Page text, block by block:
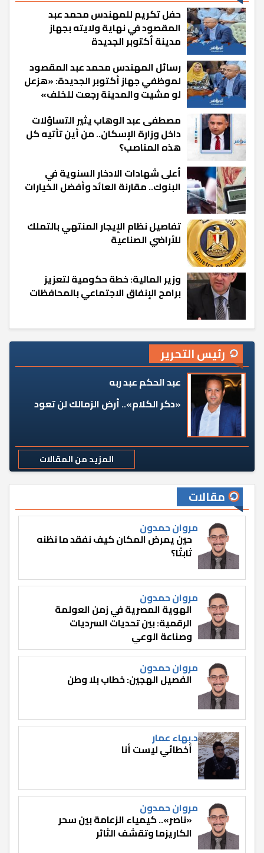
حفل تكريم للمهندس محمد عبد
المقصود في نهاية ولايته بجهاز
مدينة أكتوبر الجديدة
رسائل المهندس محمد عبد المقصود
لموظفي جهاز أكتوبر الجديدة: «هزعل
لو مشيت والمدينة رجعت للخلف»
مصطفى عبد الوهاب يثير التساؤلات
داخل وزارة الإسكان.. من أين تأتيه كل
هذه المناصب؟
أعلى شهادات الادخار السنوية في
البنوك.. مقارنة العائد وأفضل الخيارات
تفاصيل نظام الإيجار المنتهي بالتملك
للأراضي الصناعية
وزير المالية: خطة حكومية لتعزيز
برامج الإنفاق الاجتماعي بالمحافظات
رئيس التحرير
عبد الحكم عبد ربه
«دكر الكلام».. أرض الزمالك لن تعود
المزيد من المقالات
مقالات
مروان حمدون
حين يمرض المكان كيف نفقد ما نظنه
ثابتًا؟
مروان حمدون
الهوية المصرية في زمن العولمة
الرقمية: بين تحديات السرديات
وصناعة الوعي
مروان حمدون
الفصيل الهجين: خطاب بلا وطن
د.بهاء عمار
أخطائي ليست أنا
مروان حمدون
«ناصر».. كيمياء الزعامة بين سحر
الكاريزما وتقشف الثائر